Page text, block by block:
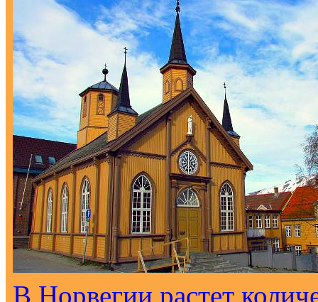
В Норвегии растет